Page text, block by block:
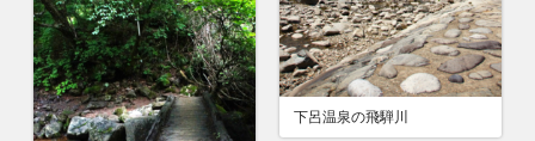
下呂温泉の飛騨川